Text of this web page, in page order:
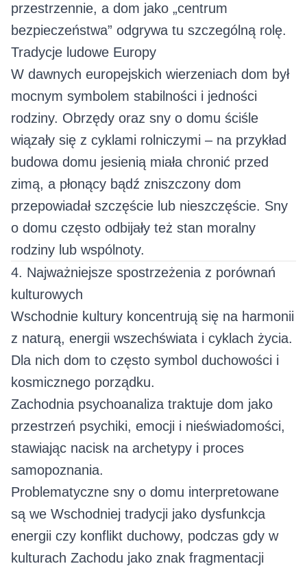
przestrzennie, a dom jako „centrum
bezpieczeństwa” odgrywa tu szczególną rolę.
Tradycje ludowe Europy
W dawnych europejskich wierzeniach dom był
mocnym symbolem stabilności i jedności
rodziny. Obrzędy oraz sny o domu ściśle
wiązały się z cyklami rolniczymi – na przykład
budowa domu jesienią miała chronić przed
zimą, a płonący bądź zniszczony dom
przepowiadał szczęście lub nieszczęście. Sny
o domu często odbijały też stan moralny
rodziny lub wspólnoty.
4. Najważniejsze spostrzeżenia z porównań
kulturowych
Wschodnie kultury koncentrują się na harmonii
z naturą, energii wszechświata i cyklach życia.
Dla nich dom to często symbol duchowości i
kosmicznego porządku.
Zachodnia psychoanaliza traktuje dom jako
przestrzeń psychiki, emocji i nieświadomości,
stawiając nacisk na archetypy i proces
samopoznania.
Problematyczne sny o domu interpretowane
są we Wschodniej tradycji jako dysfunkcja
energii czy konflikt duchowy, podczas gdy w
kulturach Zachodu jako znak fragmentacji